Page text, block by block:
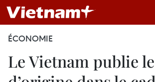
ÉCONOMIE
Le Vietnam publie